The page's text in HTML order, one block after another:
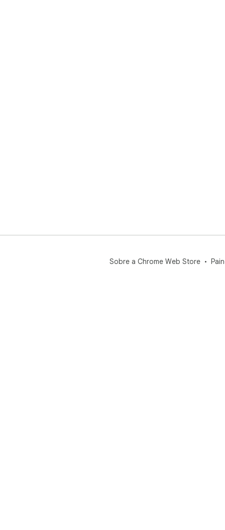
Sobre a Chrome Web Store